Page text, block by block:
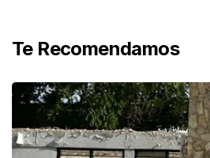
Te Recomendamos